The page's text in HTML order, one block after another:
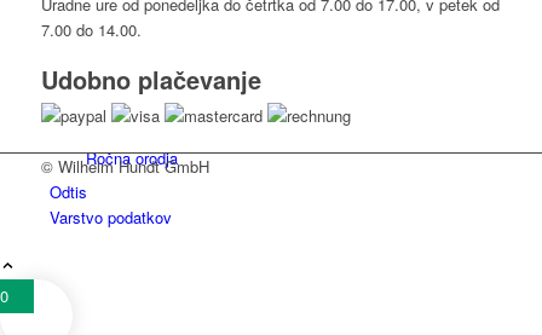
Ročna orodja
7.00 do 14.00.
Udobno plačevanje
© Wilhelm Hundt GmbH
Odtis
Varstvo podatkov
0